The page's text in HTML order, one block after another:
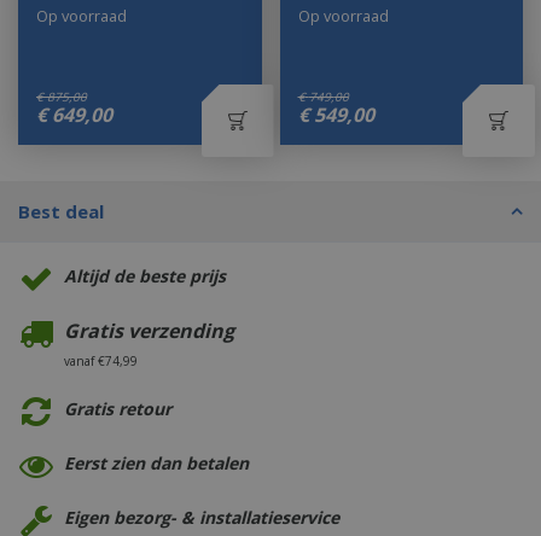
€ 875,00
€ 649,00
Op voorraad
€ 749,00
€ 549,00
Op voorraad
Best deal
Altijd de beste prijs
Gratis verzending
vanaf €74,99
Gratis retour
Eerst zien dan betalen
Eigen bezorg- & installatieservice